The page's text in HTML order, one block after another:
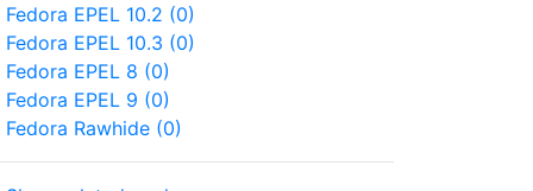
Fedora EPEL 10.2 (0)
Fedora EPEL 10.3 (0)
Fedora EPEL 8 (0)
Fedora EPEL 9 (0)
Fedora Rawhide (0)